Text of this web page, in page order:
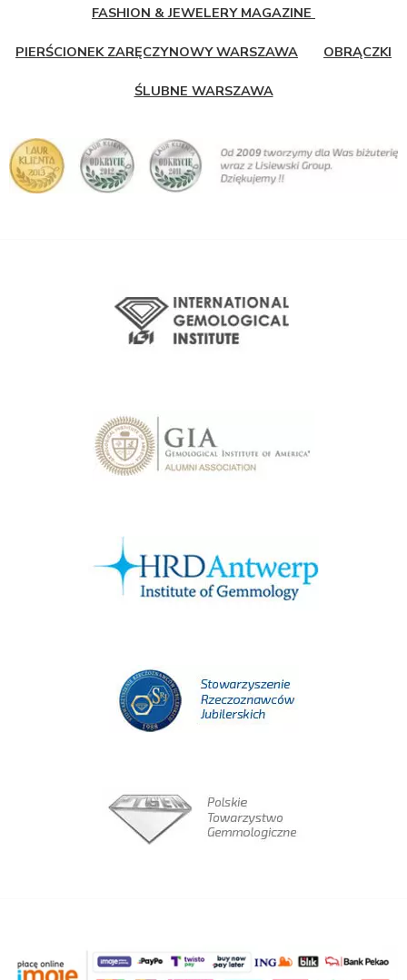
FASHION & JEWELERY MAGAZINE
PIERŚCIONEK ZARĘCZYNOWY WARSZAWA OBRĄCZKI
ŚLUBNE WARSZAWA